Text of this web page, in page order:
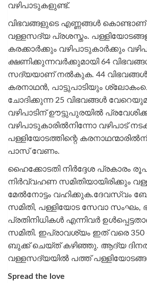
വഴിപാടുകളുണ്ട്.
വിഭവങ്ങളുടെ എണ്ണങ്ങള്‍
വള്ളസദ്യ പ്രശസ്തം.
കരക്കാര്‍ക്കും വഴിപാടുകാര്‍ക്കും
ക്ഷണിക്കുന്നവര്‍ക്കുമായി 64
സദ്യയാണ് നല്‍കുക. 44 വിഭവങ്ങൾ
കരനാഥൻ, പാട്ടുപാടിയും
ചോദിക്കുന്ന 25 വിഭവങ്ങൾ
വഴിപാടിന് ഊട്ടുപുരയിൽ
വഴിപാടുകാരിൽനിന്നോ വഴിപാട്
പള്ളിയോടത്തിന്റെ
പാസ് വേണം.
ഹൈക്കോടതി നിര്‍ദ്ദേശ പ്രകാരം
നിര്‍വ്വഹണ സമിതിയായിരിക്കും
മേല്‍നോട്ടം വഹിക്കുക.ദേവസ്വം
സമിതി, പള്ളിയോട സേവാ സംഘം,
പ്രതിനിധികള്‍ എന്നിവര്‍
സമിതി. ഇപ്രാവശ്യം ഇത് വരെ
ബുക്ക് ചെയ്ത് കഴിഞ്ഞു. ആദ്യ
വള്ളസദ്യയില്‍ പത്ത്
Spread the love